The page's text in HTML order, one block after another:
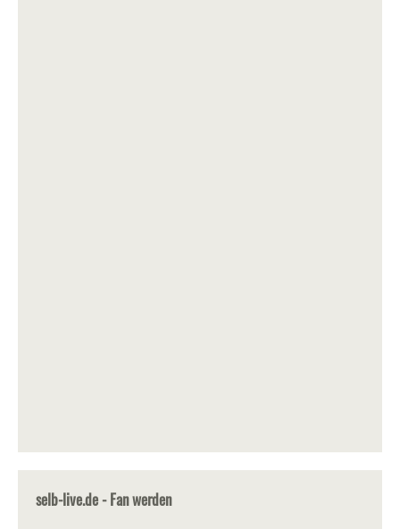
selb-live.de - Fan werden